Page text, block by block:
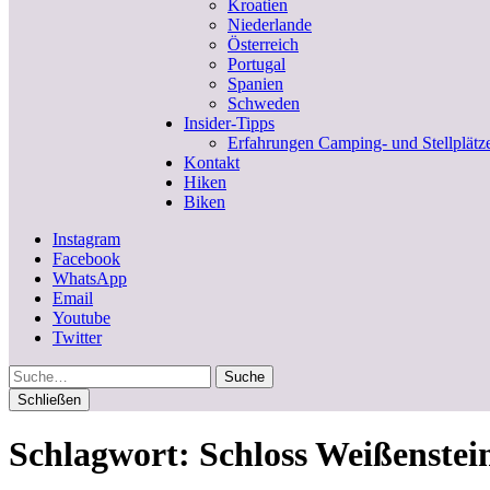
Kroatien
Niederlande
Österreich
Portugal
Spanien
Schweden
Insider-Tipps
Erfahrungen Camping- und
Kontakt
Hiken
Biken
Instagram
Facebook
WhatsApp
Email
Youtube
Twitter
Suche
Schließen
Schlagwort: Schloss